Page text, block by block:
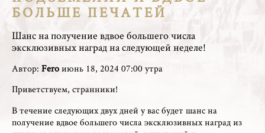
БОЛЬШЕ ПЕЧАТЕЙ
Шанс на получение вдвое большего числа
эксклюзивных наград на следующей неделе!
Автор: Feroиюнь 18, 2024 07:00 утра
Приветствуем, странники!
В течение следующих двух дней у вас будет шанс на
получение вдвое большего числа эксклюзивных наград из